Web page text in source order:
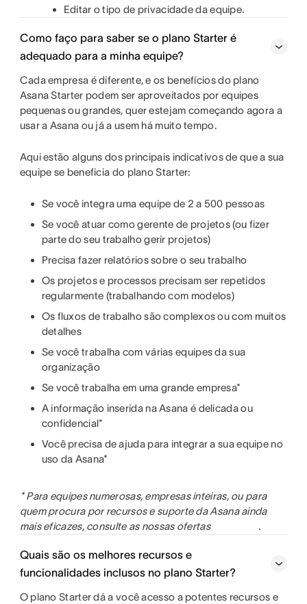
Editar o tipo de privacidade da equipe.
Como faço para saber se o plano Starter é
adequado para a minha equipe?
Cada empresa é diferente, e os benefícios do plano
Asana Starter podem ser aproveitados por equipes
pequenas ou grandes, quer estejam começando agora a
usar a Asana ou já a usem há muito tempo.
Aqui estão alguns dos principais indicativos de que a sua
equipe se beneficia do plano Starter:
Se você integra uma equipe de 2 a 500 pessoas
Se você atuar como gerente de projetos (ou fizer
parte do seu trabalho gerir projetos)
Precisa fazer relatórios sobre o seu trabalho
Os projetos e processos precisam ser repetidos
regularmente (trabalhando com modelos)
Os fluxos de trabalho são complexos ou com muitos
detalhes
Se você trabalha com várias equipes da sua
organização
Se você trabalha em uma grande empresa*
A informação inserida na Asana é delicada ou
confidencial*
Você precisa de ajuda para integrar a sua equipe no
uso da Asana*
* Para equipes numerosas, empresas inteiras, ou para
quem procura por recursos e suporte da Asana ainda
mais eficazes, consulte as nossas ofertas
.
Quais são os melhores recursos e
funcionalidades inclusos no plano Starter?
O plano Starter dá a você acesso a potentes recursos e